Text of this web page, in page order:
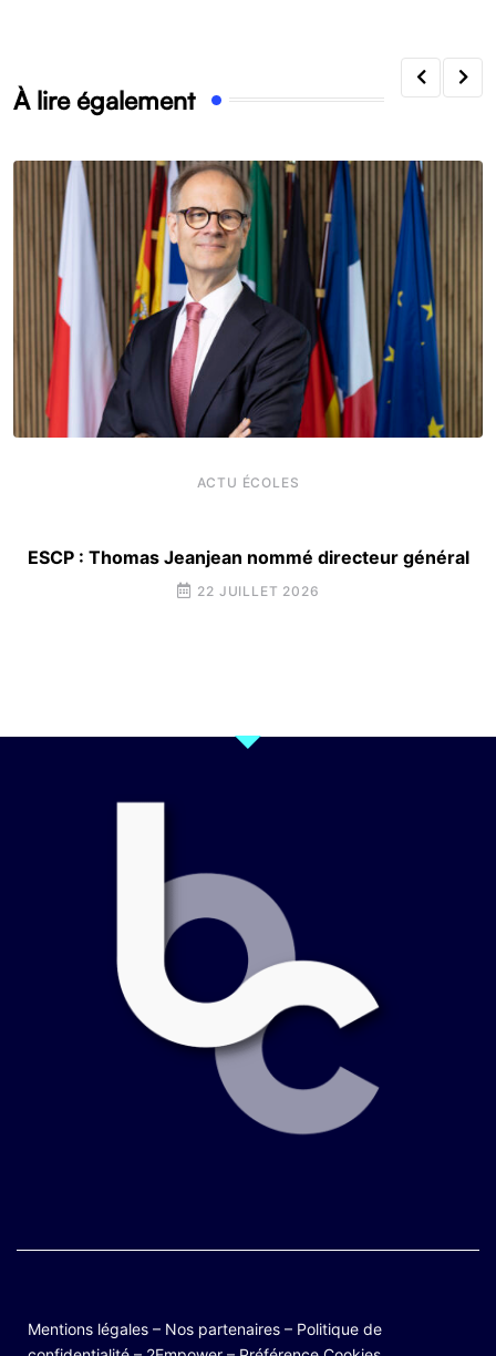
À lire également
ACTU ÉCOLES
ESCP : Thomas Jeanjean nommé directeur général
22 JUILLET 2026
Mentions légales – Nos partenaires – Politique de